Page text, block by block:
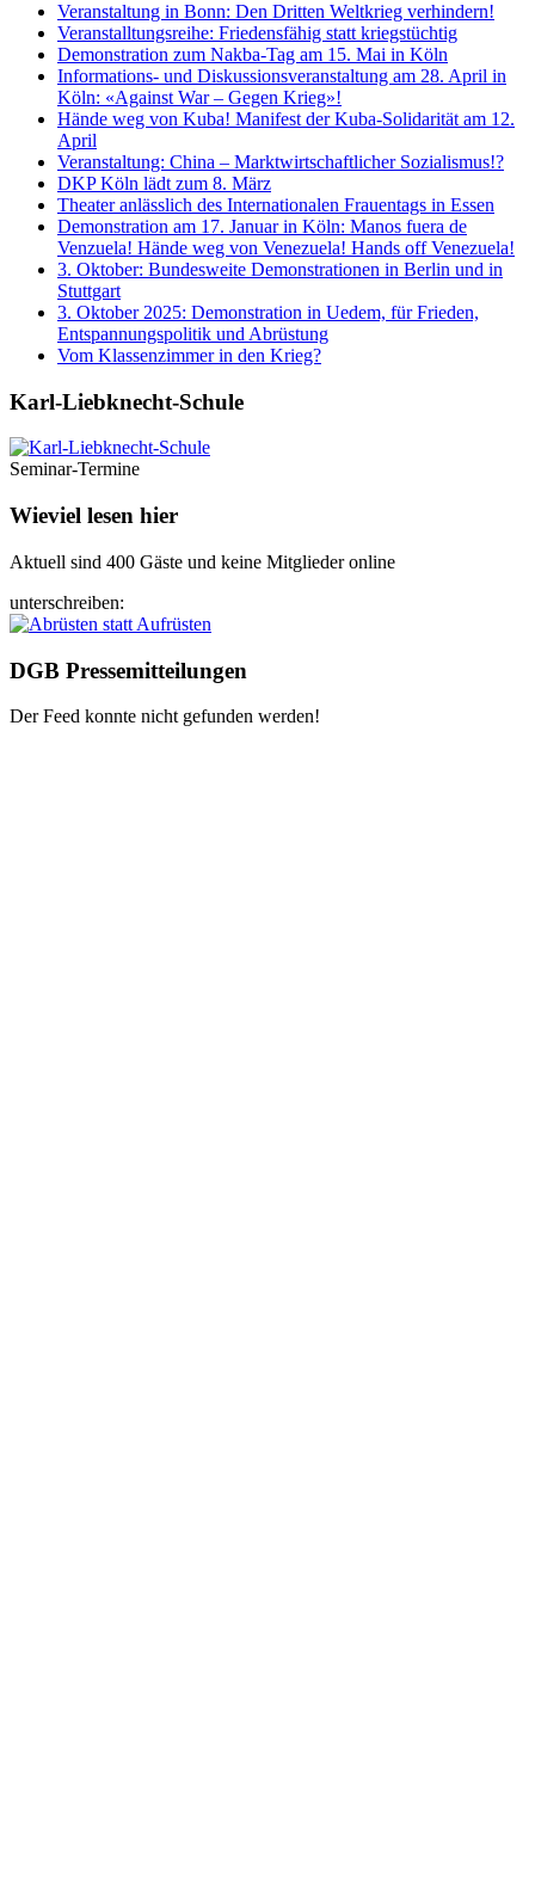
Veranstaltung in Bonn: Den Dritten Weltkrieg verhindern!
Veranstalltungsreihe: Friedensfähig statt kriegstüchtig
Demonstration zum Nakba-Tag am 15. Mai in Köln
Informations- und Diskussionsveranstaltung am 28. April in
Köln: «Against War – Gegen Krieg»!
Hände weg von Kuba! Manifest der Kuba-Solidarität am 12.
April
Veranstaltung: China – Marktwirtschaftlicher Sozialismus!?
DKP Köln lädt zum 8. März
Theater anlässlich des Internationalen Frauentags in Essen
Demonstration am 17. Januar in Köln: Manos fuera de
Venzuela! Hände weg von Venezuela! Hands off Venezuela!
3. Oktober: Bundesweite Demonstrationen in Berlin und in
Stuttgart
3. Oktober 2025: Demonstration in Uedem, für Frieden,
Entspannungspolitik und Abrüstung
Vom Klassenzimmer in den Krieg?
Karl-Liebknecht-­Schule
Seminar-Termine
Wieviel lesen hier
Aktuell sind 400 Gäste und keine Mitglieder online
unterschreiben:
DGB Pressemitteilungen
Der Feed konnte nicht gefunden werden!